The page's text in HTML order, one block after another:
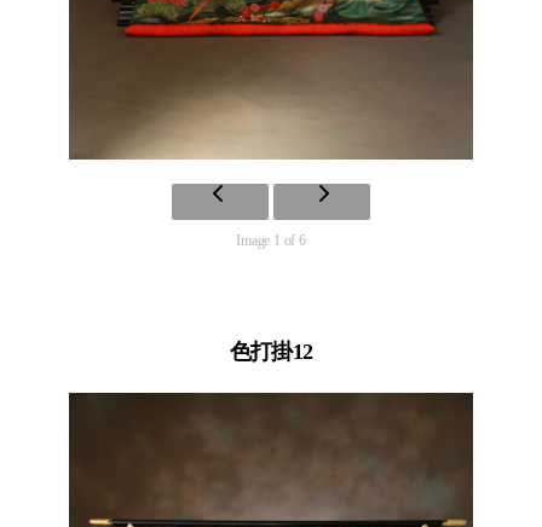
Image 1 of 6
色打掛12